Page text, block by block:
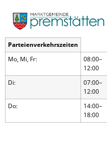
Parteienverkehrszeiten
Mo, Mi, Fr:
08:00–
12:00
Di:
07:00–
12:00
Do:
14:00–
18:00